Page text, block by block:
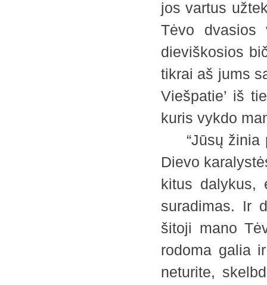
jos vartus
Tėvo dvasios
dieviškosios
tikrai aš jums
Viešpatie’ iš
kuris vykdo
“Jūsų žinia
Dievo
kitus dalykus,
suradimas. Ir
šitoji mano
rodoma galia
neturite,